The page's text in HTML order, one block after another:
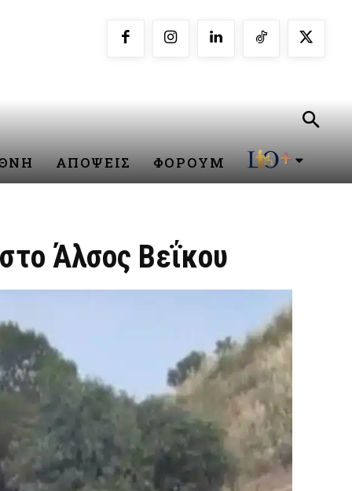
ΑΠΟΨΕΙΣ ΦΟΡΟΥΜ
Άλσος Βεΐκου